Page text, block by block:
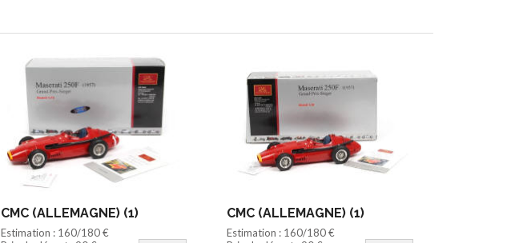
CMC (ALLEMAGNE) (1)
Estimation : 160/180 €
CMC (ALLEMAGNE) (1)
Estimation : 160/180 €